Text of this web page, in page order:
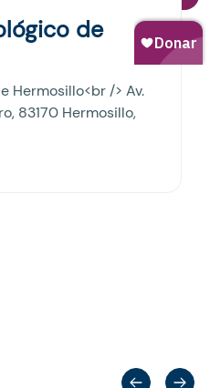
de
Hermosillo<br /> Av.
83170 Hermosillo,